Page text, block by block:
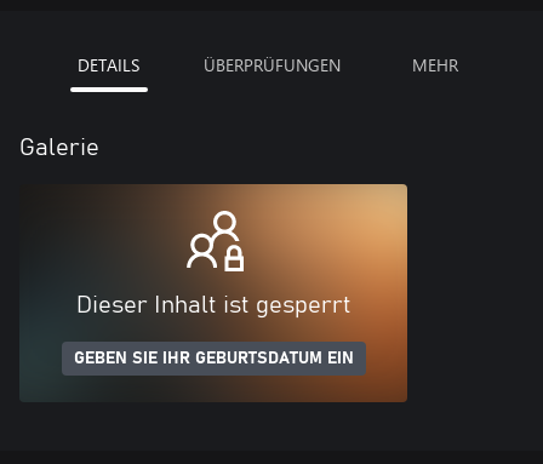
DETAILS ÜBERPRÜFUNGEN MEHR
Galerie
Dieser Inhalt ist gesperrt
GEBEN SIE IHR GEBURTSDATUM EIN